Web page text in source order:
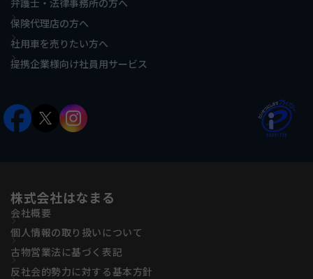
保険代理店の方へ
社用車を売りたい方へ
提携企業様向け社員用サービス
株式会社はなまる
会社概要
個人情報の取り扱いについて
古物営業法に基づく表記
反社会的勢力に対する基本方針